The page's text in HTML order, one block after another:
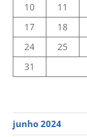
10
11
17
18
24
25
31
junho 2024